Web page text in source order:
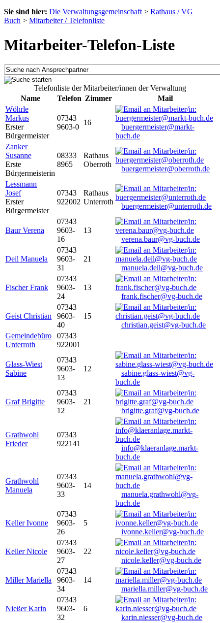
Sie sind hier: Die Verwaltungsgemeinschaft > Rathaus / VG
Buch > Mitarbeiter / Telefonliste
Mitarbeiter-Telefon-Liste
Telefonliste der Mitarbeiter/innen der Verwaltung
Name
Telefon Zimmer
Mail
Wöhrle
Markus
Erster
Bürgermeister
07343
9603-0
16
buergermeister@markt-
buch.de
Zanker
Susanne
Erste
Bürgermeisterin
08333
8965
Rathaus
Oberroth
buergermeister@oberroth.de
Lessmann
Josef
Erster
Bürgermeister
07343
922002
Rathaus
Unterroth
buergermeister@unterroth.de
Baur Verena
07343
9603-
16
13
verena.baur@vg-buch.de
Deil Manuela
07343
9603-
31
21
manuela.deil@vg-buch.de
Fischer Frank
07343
9603-
24
13
frank.fischer@vg-buch.de
Geist Christian
07343
9603-
40
15
christian.geist@vg-buch.de
Gemeindebüro
Unterroth
07343
922001
Glass-Wiest
Sabine
07343
9603-
13
12
sabine.glass-wiest@vg-
buch.de
Graf Brigitte
07343
9603-
12
21
brigitte.graf@vg-buch.de
Grathwohl
Frieder
07343
922141
info@klaeranlage.markt-
buch.de
Grathwohl
Manuela
07343
9603-
33
14
manuela.grathwohl@vg-
buch.de
Keller Ivonne
07343
9603-
26
5
ivonne.keller@vg-buch.de
Keller Nicole
07343
9603-
27
22
nicole.keller@vg-buch.de
Miller Mariella
07343
9603-
34
14
mariella.miller@vg-buch.de
Nießer Karin
07343
9603-
32
6
karin.niesser@vg-buch.de